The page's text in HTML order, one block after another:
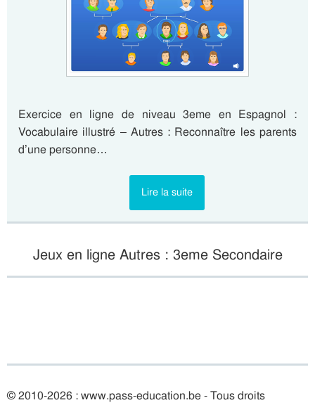
Exercice en ligne de niveau 3eme en Espagnol :
Vocabulaire illustré – Autres : Reconnaître les parents
d’une personne…
Lire la suite
Jeux en ligne Autres : 3eme Secondaire
© 2010-2026 : www.pass-education.be - Tous droits